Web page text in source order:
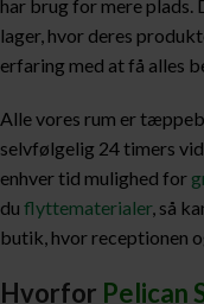
har brug for mere
lager, hvor deres
erfaring med at få alles
Alle vores rum er
selvfølgelig 24 timers
enhver tid mulighed for
du flyttematerialer, så
butik, hvor receptionen
Hvorfor Pelican